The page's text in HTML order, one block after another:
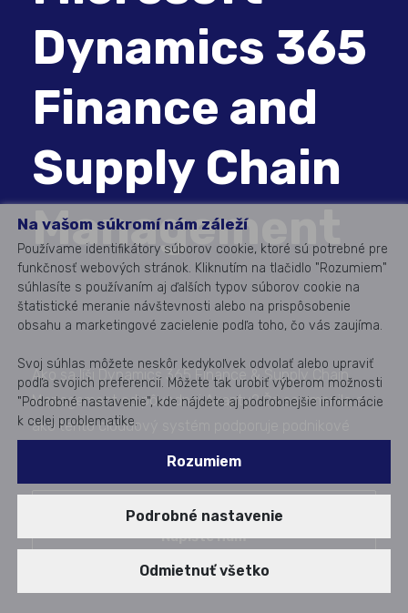
Dynamics 365
Finance and
Supply Chain
Management
Ako sa líši Dynamics 365 Finance & Supply Chain
Management od pôvodnej Axapty? Čo sa zmenilo a
ako tento cloudový systém podporuje podnikové
procesy v oblasti financií, výroby aj dodávateľského
Zvažujete prechod na Dynamics 365?
Napíšte nám
Publikované od: 29. 01. 2026
Na vašom súkromí nám záleží
Používame identifikátory súborov cookie, ktoré sú potrebné pre
funkčnosť webových stránok. Kliknutím na tlačidlo "Rozumiem"
súhlasíte s používaním aj ďalších typov súborov cookie na
štatistické meranie návštevnosti alebo na prispôsobenie
obsahu a marketingové zacielenie podľa toho, čo vás zaujíma.
Svoj súhlas môžete neskôr kedykoľvek odvolať alebo upraviť
podľa svojich preferencií. Môžete tak urobiť výberom možnosti
"Podrobné nastavenie", kde nájdete aj podrobnejšie informácie
k celej problematike.
Rozumiem
Podrobné nastavenie
Odmietnuť všetko